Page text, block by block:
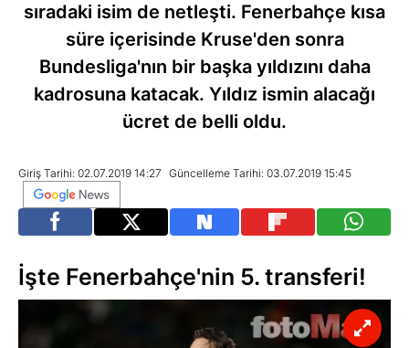
sıradaki isim de netleşti. Fenerbahçe kısa
süre içerisinde Kruse'den sonra
Bundesliga'nın bir başka yıldızını daha
kadrosuna katacak. Yıldız ismin alacağı
ücret de belli oldu.
Giriş Tarihi: 02.07.2019 14:27 Güncelleme Tarihi: 03.07.2019 15:45
İşte Fenerbahçe'nin 5. transferi!